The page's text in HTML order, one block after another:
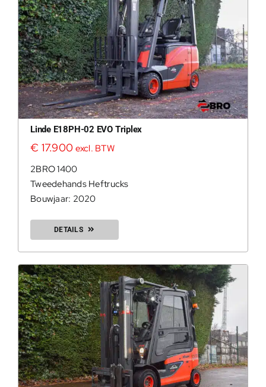
Linde E18PH-02 EVO Triplex
€ 17.900 excl. BTW
2BRO 1400
Tweedehands Heftrucks
Bouwjaar: 2020
DETAILS